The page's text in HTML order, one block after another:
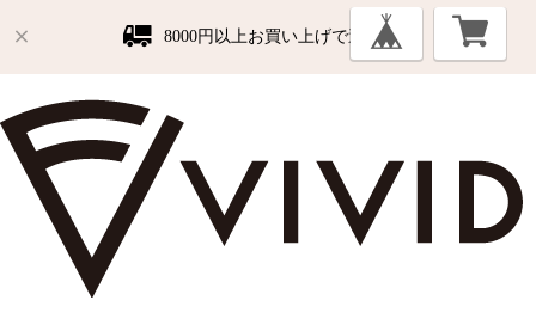
8000円以上お買い上げで送料無料